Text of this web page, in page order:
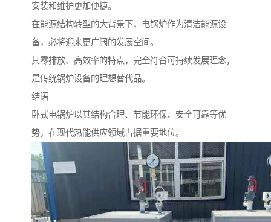
安装和维护更加便捷。
在能源结构转型的大背景下，电锅炉作为清洁能源设
备，必将迎来更广阔的发展空间。
其零排放、高效率的特点，完全符合可持续发展理念，
是传统锅炉设备的理想替代品。
结语
卧式电锅炉以其结构合理、节能环保、安全可靠等优
势，在现代热能供应领域占据重要地位。